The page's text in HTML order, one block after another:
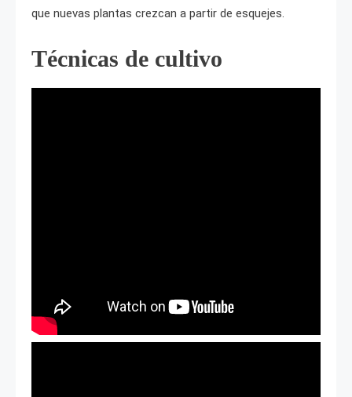
que nuevas plantas crezcan a partir de esquejes.
Técnicas de cultivo